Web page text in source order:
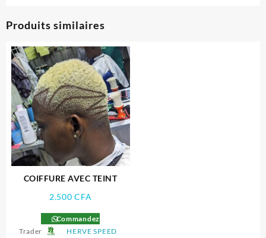
Produits similaires
COIFFURE AVEC TEINT
2.500CFA
Commandez
Trader
HERVE SPEED